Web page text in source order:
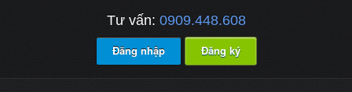
Tư vấn: 0909.448.608
Đăng nhập Đăng ký